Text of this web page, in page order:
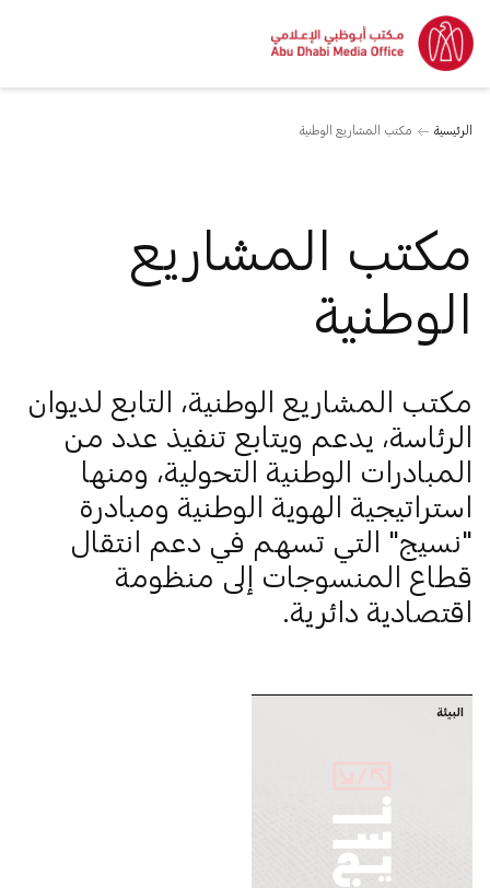
الرئيسية مكتب المشاريع الوطنية
مكتب المشاريع
الوطنية
مكتب المشاريع الوطنية، التابع لديوان
الرئاسة، يدعم ويتابع تنفيذ عدد من
المبادرات الوطنية التحولية، ومنها
استراتيجية الهوية الوطنية ومبادرة
"نسيج" التي تسهم في دعم انتقال
قطاع المنسوجات إلى منظومة
اقتصادية دائرية.
البيئة